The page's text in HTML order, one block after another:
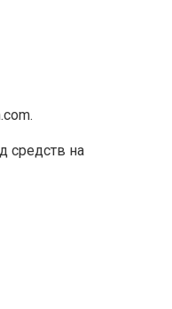
средств на